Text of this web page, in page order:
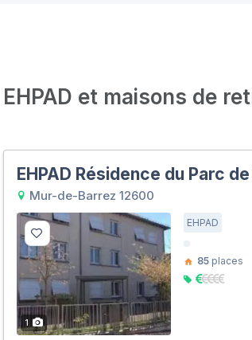
EHPAD et maisons de
EHPAD Résidence du Parc
Mur-de-Barrez 12600
1
EHPAD
85places